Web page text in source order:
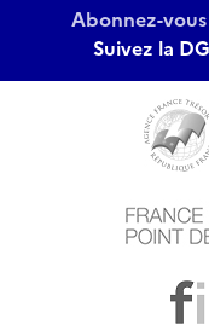
Abonnez-
Suivez la